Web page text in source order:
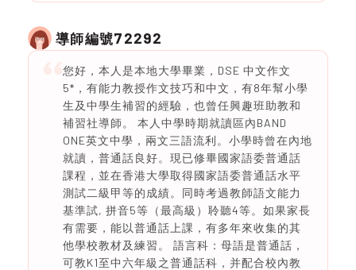
導師編號72292
您好，本人是本地大學畢業，DSE 中文作文
5*，有能力教授作文技巧和中文，有8年幫小學
生及中學生補習的經驗，也曾任興趣班助教和
補習社導師。 本人中學時期就讀區內BAND
ONE英文中學，兩文三語流利。小學時曾在內地
就讀，普通話良好。現已修畢國家語委普通話
課程，並在香港大學取得國家語委普通話水平
測試二級甲等的成績。同時考過教師語文能力
基準試, 拼音5等（最高級）聆聽4等。如果家長
有需要，能以普通話上課，有多年來收集的其
他學校教材及練習。 語言科：母語是普通話，
可教K1至中六年級之普通話科，并配合校內教